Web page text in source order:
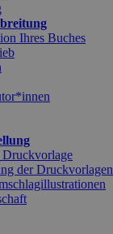
Ihres Buches
Druckvorlage
der Druckvorlagen